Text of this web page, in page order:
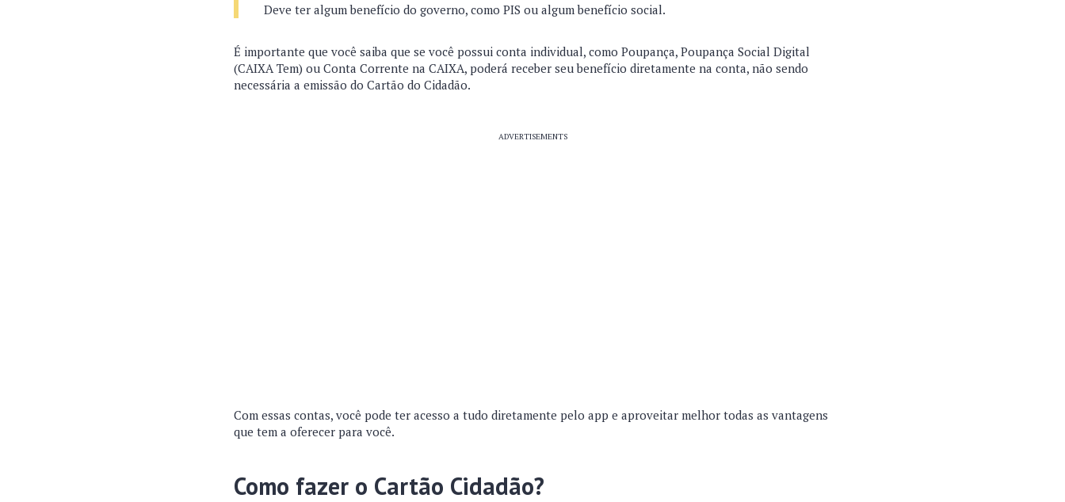
Deve ter algum benefício do governo, como PIS ou algum benefício social.
É importante que você saiba que se você possui conta individual, como Poupança, Poupança Social Digital
(CAIXA Tem) ou Conta Corrente na CAIXA, poderá receber seu benefício diretamente na conta, não sendo
necessária a emissão do Cartão do Cidadão.
ADVERTISEMENTS
Com essas contas, você pode ter acesso a tudo diretamente pelo app e aproveitar melhor todas as vantagens
que tem a oferecer para você.
Como fazer o Cartão Cidadão?